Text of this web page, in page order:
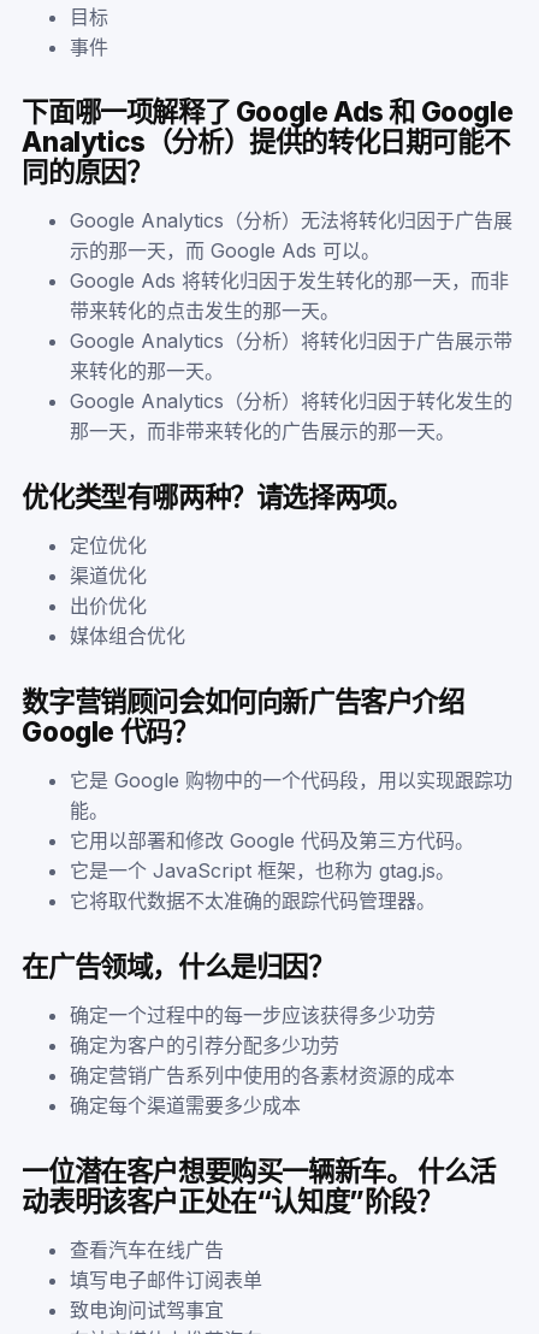
目标
事件
下面哪一项解释了 Google Ads 和 Google
Analytics（分析）提供的转化日期可能不
同的原因？
Google Analytics（分析）无法将转化归因于广告展
示的那一天，而 Google Ads 可以。
Google Ads 将转化归因于发生转化的那一天，而非
带来转化的点击发生的那一天。
Google Analytics（分析）将转化归因于广告展示带
来转化的那一天。
Google Analytics（分析）将转化归因于转化发生的
那一天，而非带来转化的广告展示的那一天。
优化类型有哪两种？请选择两项。
定位优化
渠道优化
出价优化
媒体组合优化
数字营销顾问会如何向新广告客户介绍
Google 代码？
它是 Google 购物中的一个代码段，用以实现跟踪功
能。
它用以部署和修改 Google 代码及第三方代码。
它是一个 JavaScript 框架，也称为 gtag.js。
它将取代数据不太准确的跟踪代码管理器。
在广告领域，什么是归因？
确定一个过程中的每一步应该获得多少功劳
确定为客户的引荐分配多少功劳
确定营销广告系列中使用的各素材资源的成本
确定每个渠道需要多少成本
一位潜在客户想要购买一辆新车。 什么活
动表明该客户正处在“认知度”阶段？
查看汽车在线广告
填写电子邮件订阅表单
致电询问试驾事宜